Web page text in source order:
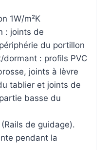
1W/m²K
: joints de
du portillon
: profils PVC
joints à lèvre
tablier et joints de
basse du
de guidage).
pendant la